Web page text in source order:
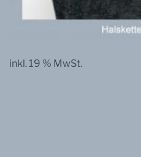
inkl. 19 % MwSt.